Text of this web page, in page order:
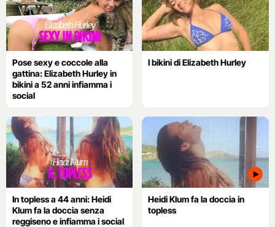
Pose sexy e coccole alla
gattina: Elizabeth Hurley in
bikini a 52 anni infiamma i
social
I bikini di Elizabeth Hurley
In topless a 44 anni: Heidi
Klum fa la doccia senza
reggiseno e infiamma i social
Heidi Klum fa la doccia in
topless